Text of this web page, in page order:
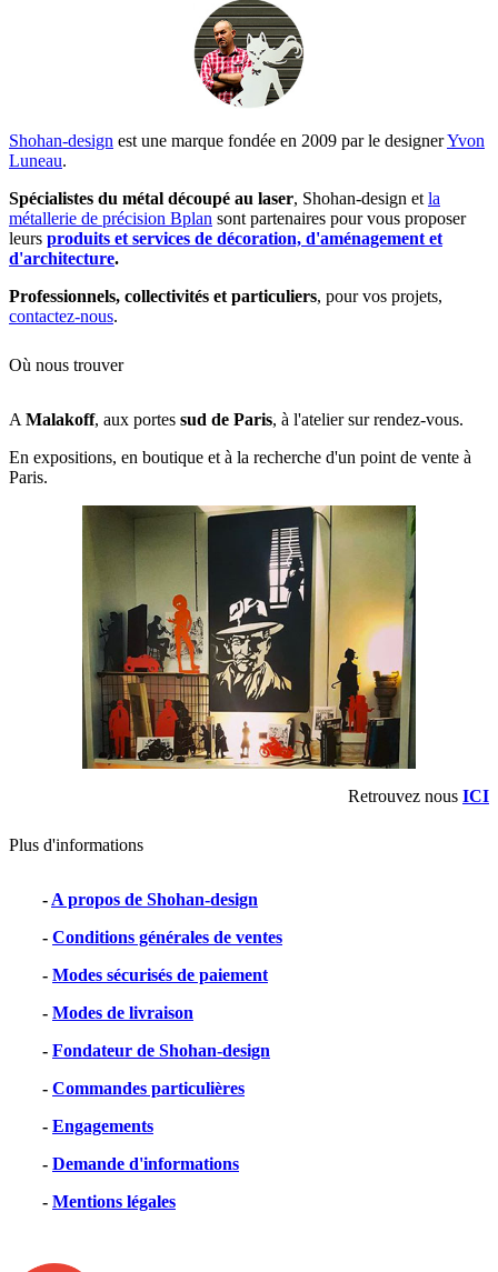
Shohan-design est une marque fondée en 2009 par le designerYvon
Luneau.
Spécialistes du métal découpé au laser, Shohan-design et la
métallerie de précision Bplan sont partenaires pour vous proposer
leurs produits et services de décoration, d'aménagement et
d'architecture.
Professionnels, collectivités et particuliers, pour vos projets,
contactez-nous.
Où nous trouver
A Malakoff, aux portes sud de Paris, à l'atelier sur rendez-vous.
En expositions, en boutique et à la recherche d'un point de vente à
Paris.
Retrouvez nous ICI
Plus d'informations
- A propos de Shohan-design
- Conditions générales de ventes
- Modes sécurisés de paiement
- Modes de livraison
- Fondateur de Shohan-design
- Commandes particulières
- Engagements
- Demande d'informations
- Mentions légales